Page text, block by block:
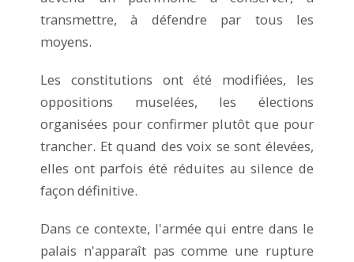
transmettre, à défendre par tous les
moyens.
Les constitutions ont été modifiées, les
oppositions muselées, les élections
organisées pour confirmer plutôt que pour
trancher. Et quand des voix se sont élevées,
elles ont parfois été réduites au silence de
façon définitive.
Dans ce contexte, l'armée qui entre dans le
palais n'apparaît pas comme une rupture